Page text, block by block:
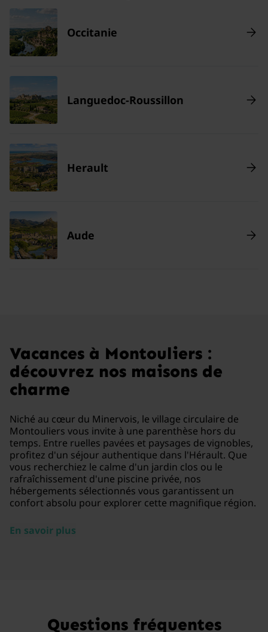
Occitanie
Languedoc-Roussillon
Herault
Aude
Vacances à Montouliers :
découvrez nos maisons de
charme
Niché au cœur du Minervois, le village circulaire de
Montouliers vous invite à une parenthèse hors du
temps. Entre ruelles pavées et paysages de vignobles,
profitez d'un séjour authentique dans l'Hérault. Que
vous recherchiez le calme d'un jardin clos ou le
rafraîchissement d'une piscine privée, nos
hébergements sélectionnés vous garantissent un
confort absolu pour explorer cette magnifique région.
En savoir plus
Questions fréquentes